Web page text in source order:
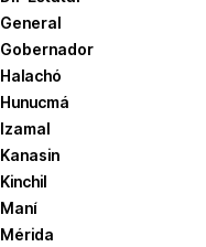
General
Gobernador
Halachó
Hunucmá
Izamal
Kanasin
Kinchil
Maní
Mérida